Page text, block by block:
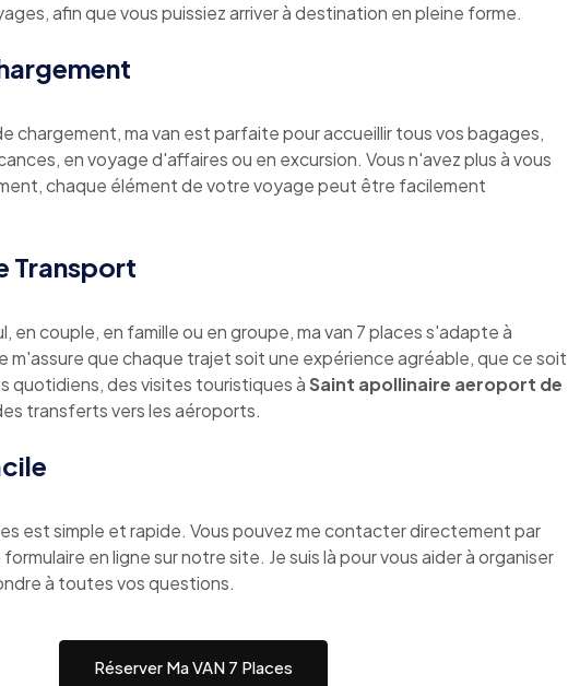
afin que vous puissiez arriver à destination en pleine forme.
chargement, ma van est parfaite pour accueillir tous vos bagages,
en voyage d'affaires ou en excursion. Vous n'avez plus à vous
chaque élément de votre voyage peut être facilement
Transport
en couple, en famille ou en groupe, ma van 7 places s'adapte à
m'assure que chaque trajet soit une expérience agréable, que ce soit
quotidiens, des visites touristiques àSaint apollinaire aeroport de
transferts vers les aéroports.
est simple et rapide. Vous pouvez me contacter directement par
en ligne sur notre site. Je suis là pour vous aider à organiser
à toutes vos questions.
Réserver Ma VAN 7 Places